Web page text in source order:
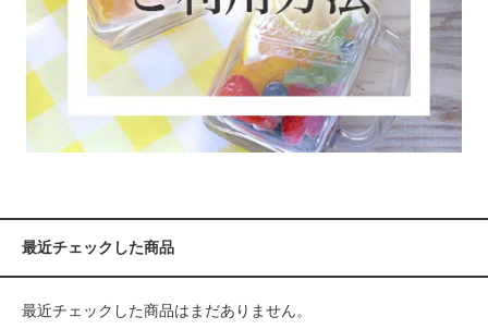
最近チェックした商品
最近チェックした商品はまだありません。